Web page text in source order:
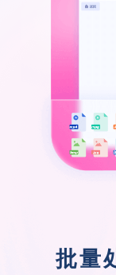
批量
操作简
整体来说
手来说是
鱼仙E